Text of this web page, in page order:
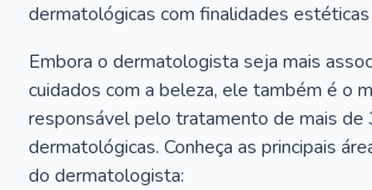
dermatológicas com finalidades
Embora o dermatologista seja mais
cuidados com a beleza, ele também é o
responsável pelo tratamento de mais de
dermatológicas. Conheça as principais
do dermatologista: